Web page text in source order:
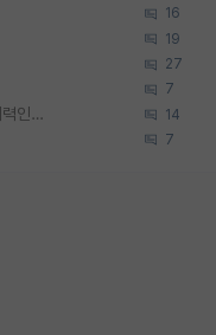
16
19
27
7
박사진학하기에 2억은 괜찮은 (?) 정도의 경제력인가요 14
7